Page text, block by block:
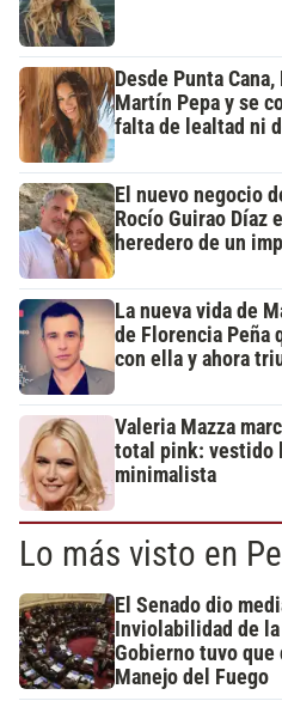
Desde Punta
Martín Pepa y se
falta de lealtad ni
El nuevo negocio
Rocío Guirao Díaz
heredero de un
La nueva vida de
de Florencia Peña
con ella y ahora
Valeria Mazza
total pink: vestido
minimalista
Lo más visto en
El Senado dio
Inviolabilidad de la
Gobierno tuvo que
Manejo del Fuego